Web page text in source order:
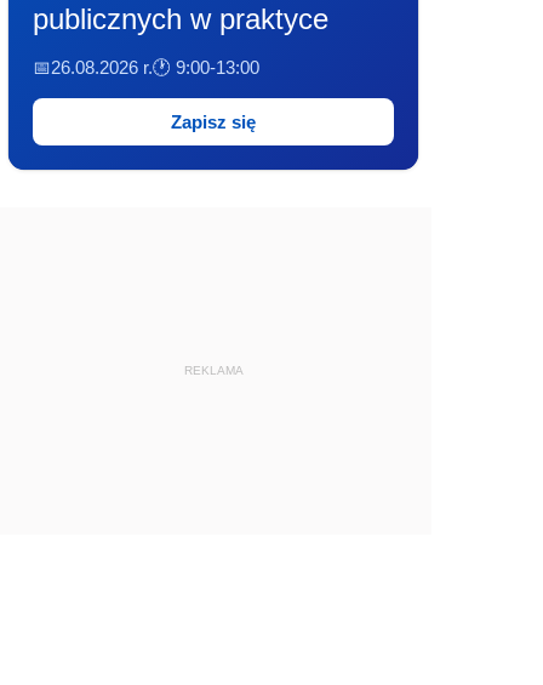
publicznych w praktyce
📅26.08.2026 r.🕐 9:00-13:00
Zapisz się
REKLAMA